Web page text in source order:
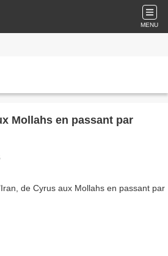
MENU
Mollahs en passant par